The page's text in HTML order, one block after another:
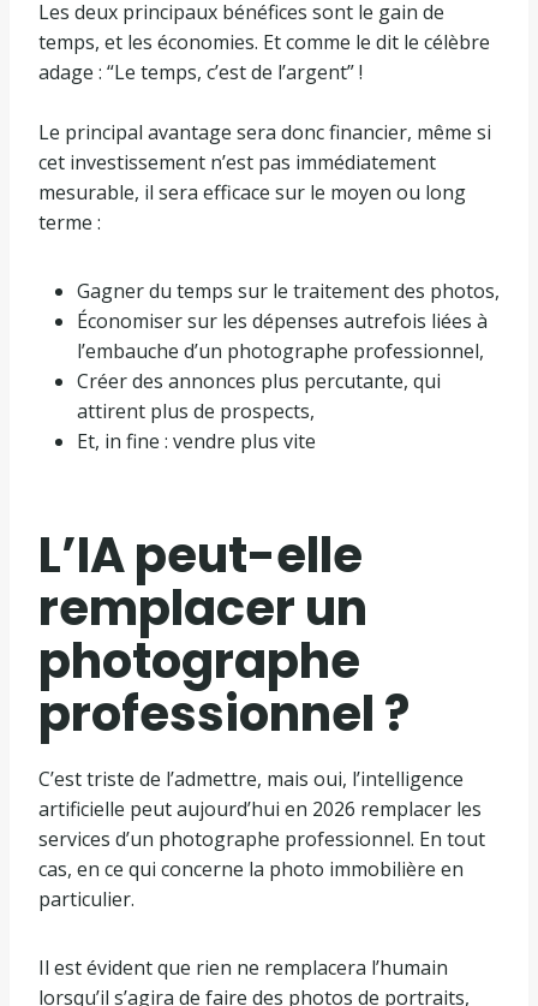
Les deux principaux bénéfices sont le gain de
temps, et les économies. Et comme le dit le célèbre
adage : “Le temps, c’est de l’argent” !
Le principal avantage sera donc financier, même si
cet investissement n’est pas immédiatement
mesurable, il sera efficace sur le moyen ou long
terme :
Gagner du temps sur le traitement des photos,
Économiser sur les dépenses autrefois liées à
l’embauche d’un photographe professionnel,
Créer des annonces plus percutante, qui
attirent plus de prospects,
Et, in fine : vendre plus vite
L’IA peut-elle
remplacer un
photographe
professionnel ?
C’est triste de l’admettre, mais oui, l’intelligence
artificielle peut aujourd’hui en 2026 remplacer les
services d’un photographe professionnel. En tout
cas, en ce qui concerne la photo immobilière en
particulier.
Il est évident que rien ne remplacera l’humain
lorsqu’il s’agira de faire des photos de portraits,